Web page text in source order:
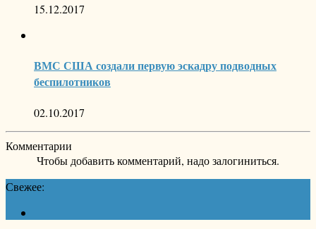
15.12.2017
ВМС США создали первую эскадру подводных
беспилотников
02.10.2017
Комментарии
Чтобы добавить комментарий, надо залогиниться.
Свежее: